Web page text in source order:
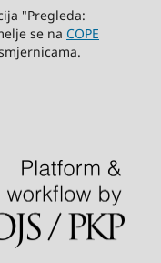
"Pregleda:
se na COPE